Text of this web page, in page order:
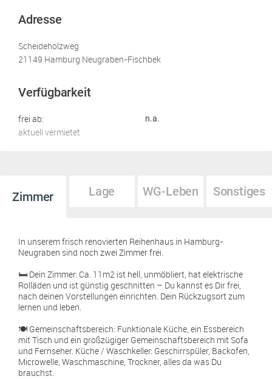
Adresse
Scheideholzweg
21149 Hamburg Neugraben-Fischbek
Verfügbarkeit
frei ab: n.a.
aktuell vermietet
Zimmer Lage WG-Leben Sonstiges
In unserem frisch renovierten Reihenhaus in Hamburg-
Neugraben sind noch zwei Zimmer frei.
🛏️ Dein Zimmer: Ca. 11m2 ist hell, unmöbliert, hat elektrische
Rolläden und ist günstig geschnitten – Du kannst es Dir frei,
nach deinen Vorstellungen einrichten. Dein Rückzugsort zum
lernen und leben.
🍽️ Gemeinschaftsbereich: Funktionale Küche, ein Essbereich
mit Tisch und ein großzügiger Gemeinschaftsbereich mit Sofa
und Fernseher. Küche / Waschkeller: Geschirrspüler, Backofen,
Microwelle, Waschmaschine, Trockner, alles da was Du
brauchst.